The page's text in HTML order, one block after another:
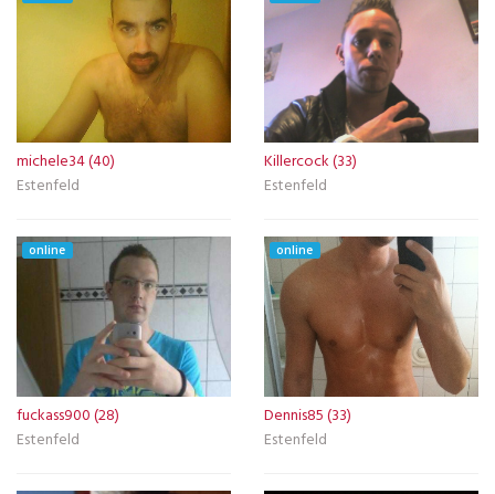
michele34 (40)
Estenfeld
Killercock (33)
Estenfeld
online
fuckass900 (28)
Estenfeld
online
Dennis85 (33)
Estenfeld